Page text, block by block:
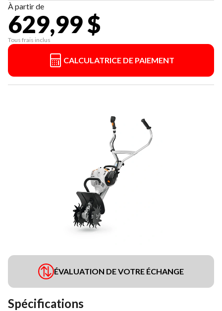
À partir de
629,99 $
Tous frais inclus
CALCULATRICE DE PAIEMENT
ÉVALUATION DE VOTRE ÉCHANGE
Spécifications